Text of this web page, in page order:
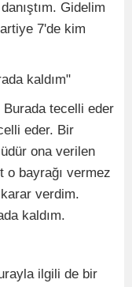
Gidelim
7'de kim
kaldım"
Burada tecelli eder
eder. Bir
ona verilen
o bayrağı vermez
verdim.
kaldım.
ilgili de bir